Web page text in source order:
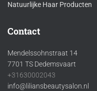
Natuurlijke Haar Producten
Contact
Mendelssohnstraat 14
7701 TS Dedemsvaart
+31630002043
info@liliansbeautysalon.nl